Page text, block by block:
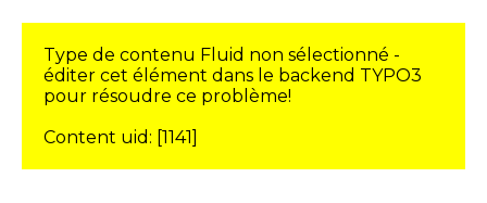
Type de contenu Fluid non sélectionné -
éditer cet élément dans le backend TYPO3
pour résoudre ce problème!
Content uid: [1141]